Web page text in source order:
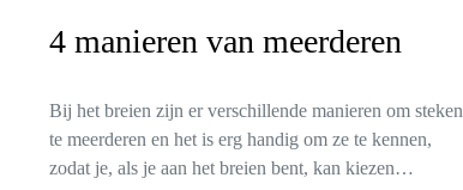
4 manieren van meerderen
Bij het breien zijn er verschillende manieren om steken
te meerderen en het is erg handig om ze te kennen,
zodat je, als je aan het breien bent, kan kiezen…